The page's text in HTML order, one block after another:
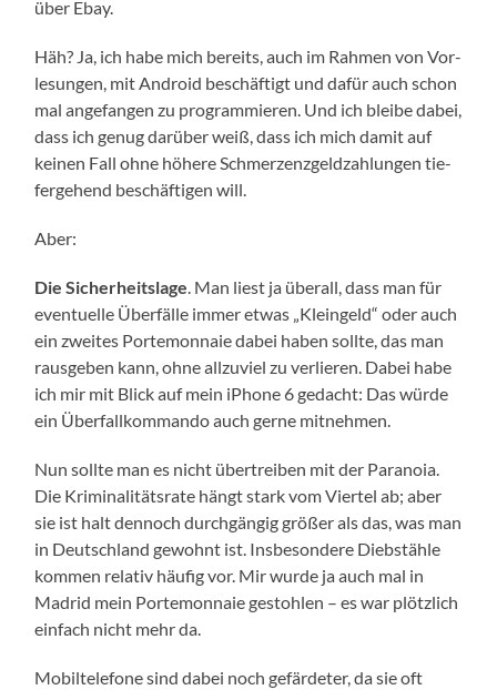
über Ebay.
Häh? Ja, ich habe mich bereits, auch im Rah­men von Vor­
le­sun­gen, mit Android beschäf­tigt und dafür auch schon
mal ange­fan­gen zu pro­gram­mie­ren. Und ich blei­be dabei,
dass ich genug dar­über weiß, dass ich mich damit auf
kei­nen Fall ohne höhe­re Schmer­zenz­geld­zah­lun­gen tie­
fer­ge­hend beschäf­ti­gen will.
Aber:
Die Sicher­heits­la­ge. Man liest ja über­all, dass man für
even­tu­el­le Über­fäl­le immer etwas „Klein­geld“ oder auch
ein zwei­tes Porte­mon­naie dabei haben soll­te, das man
raus­ge­ben kann, ohne all­zu­viel zu ver­lie­ren. Dabei habe
ich mir mit Blick auf mein iPho­ne 6 gedacht: Das wür­de
ein Über­fall­kom­man­do auch ger­ne mitnehmen.
Nun soll­te man es nicht über­trei­ben mit der Para­noia.
Die Kri­mi­na­li­täts­ra­te hängt stark vom Vier­tel ab; aber
sie ist halt den­noch durch­gän­gig grö­ßer als das, was man
in Deutsch­land gewohnt ist. Ins­be­son­de­re Dieb­stäh­le
kom­men rela­tiv häu­fig vor. Mir wur­de ja auch mal in
Madrid mein Porte­mon­naie gestoh­len – es war plötz­lich
ein­fach nicht mehr da.
Mobil­te­le­fo­ne sind dabei noch gefär­de­ter, da sie oft